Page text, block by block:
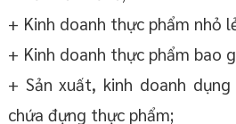
+ Kinh doanh thực phẩm nhỏ
+ Kinh doanh thực phẩm bao
+ Sản xuất, kinh doanh
chứa đựng thực phẩm;